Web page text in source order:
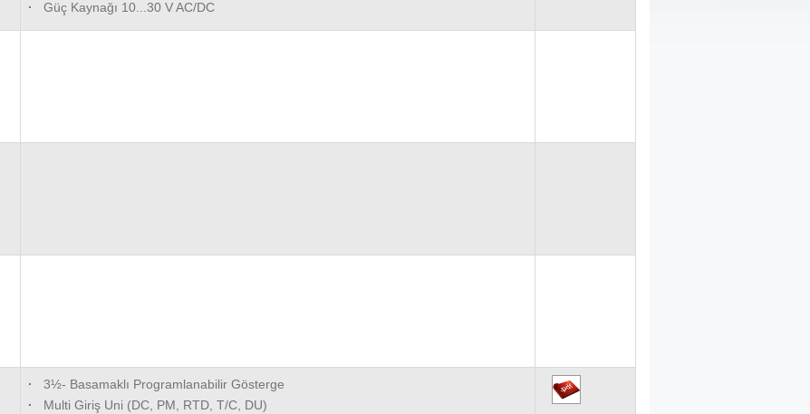
·
Güç Kaynağı 10...30 V AC/DC
·
3½- Basamaklı Programlanabilir Gösterge
·
Multi Giriş Uni (DC, PM, RTD, T/C, DU)